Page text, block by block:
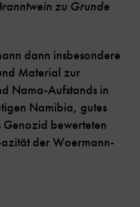
zu Grunde
dann insbesondere
Material zur
Nama-Aufstands in
Namibia, gutes
Genozid bewerteten
der Woermann-